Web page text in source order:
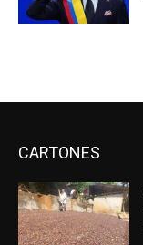
CARTONES